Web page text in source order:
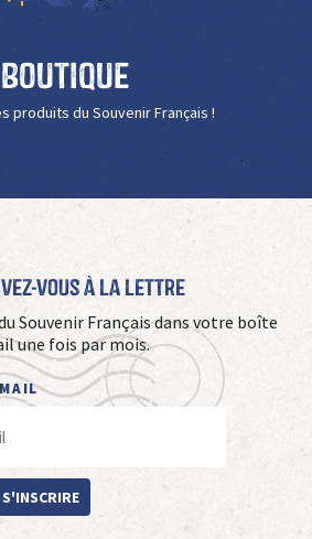
Boutique
produits du Souvenir Français !
vous à La Lettre
Souvenir Français dans votre boîte
une fois par mois.
S'INSCRIRE